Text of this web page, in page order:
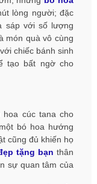
lòng người; đặc
sáp với số lượng
món quà vô cùng
chiếc bánh sinh
tạo bất ngờ cho
cúc tana cho
bó hoa hướng
cũng đủ khiến họ
tặng bạn thân
sự quan tâm của